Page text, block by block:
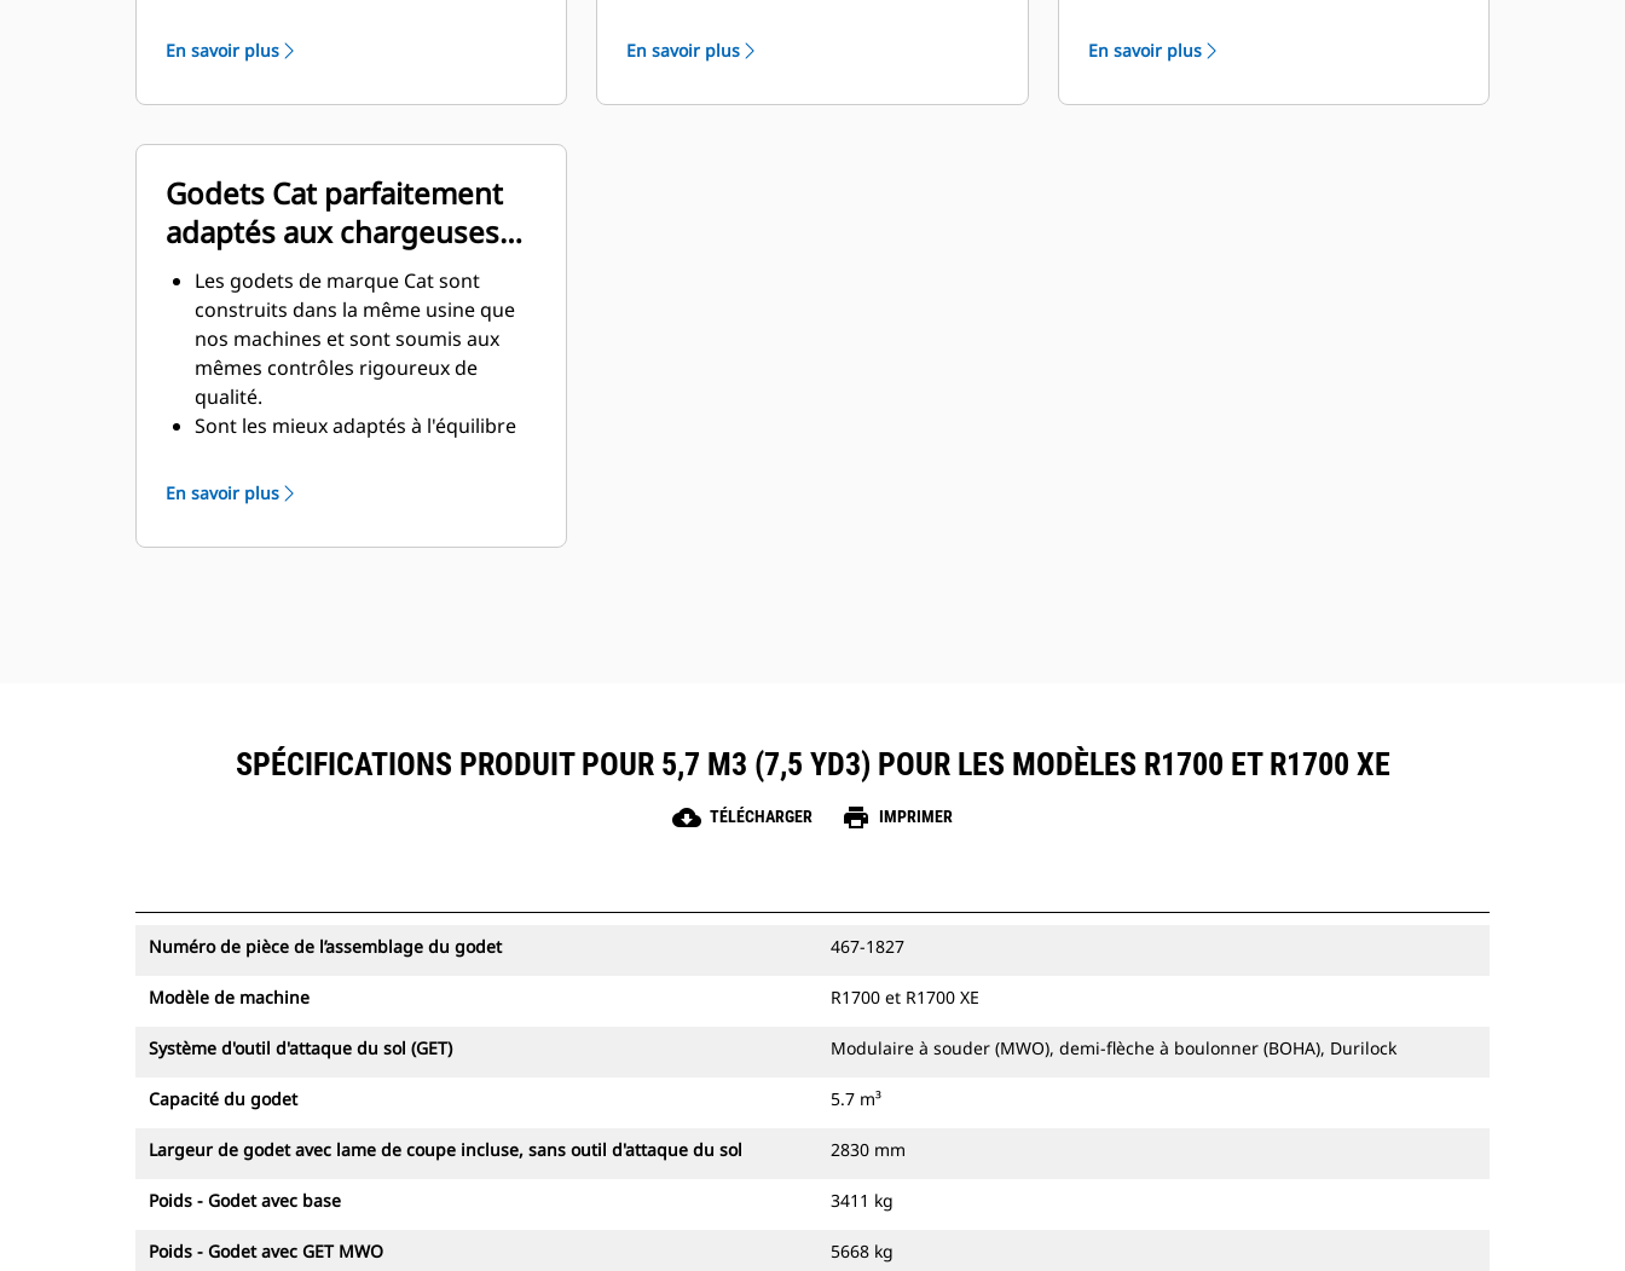
l'environnement souterrain exigeant
et aux matériaux abrasifs à déplacer.
La conception du godet avec de plus
une rigidité supérieures, ce qui
facilite la pose et la dépose de la
lame.
Un matériau de qualité supérieure
est utilisé pour les composants de
l'ensemble godet.
En savoir plus
La conception du godet prend
également en considération le poids
du godet afin d'obtenir un godet
En savoir plus
souder [MWO], Durilock) et
segments de carénage, permettant
des immobilisations réduites et des
En savoir plus
Godets Cat parfaitement
adaptés aux chargeuses
CatLes godets de marque Cat sont
construits dans la même usine que
nos machines et sont soumis aux
mêmes contrôles rigoureux de
qualité.
Sont les mieux adaptés à l'équilibre
meilleur rendement de la machine
(pénétration, chargement) et
permettent une force d'arrachage
En savoir plus
SPÉCIFICATIONS PRODUIT POUR 5,7 M3 (7,5 YD3) POUR LES MODÈLES R1700 ET R1700 XE
cloud_download TÉLÉCHARGER print IMPRIMER
Numéro de pièce de l’assemblage du godet 467-1827
Modèle de machine R1700 et R1700 XE
Système d'outil d'attaque du sol (GET) Modulaire à souder (MWO), demi-flèche à boulonner (BOHA), Durilock
Capacité du godet 5.7 m³
Largeur de godet avec lame de coupe incluse, sans outil d'attaque du sol 2830 mm
Poids - Godet avec base 3411 kg
Poids - Godet avec GET MWO 5668 kg